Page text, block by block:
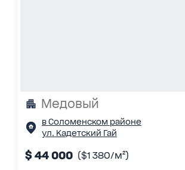
Медовый
в Соломенском районе
ул. Кадетский Гай
$ 44 000 ($1 380/м²)